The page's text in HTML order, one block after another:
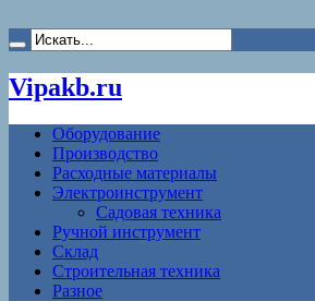
Vipakb.ru
Оборудование
Производство
Расходные материалы
Электроинструмент
Садовая техника
Ручной инструмент
Склад
Строительная техника
Разное